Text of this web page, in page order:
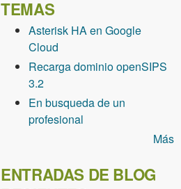
TEMAS
Asterisk HA en Google
Cloud
Recarga dominio openSIPS
3.2
En busqueda de un
profesional
Más
ENTRADAS DE BLOG